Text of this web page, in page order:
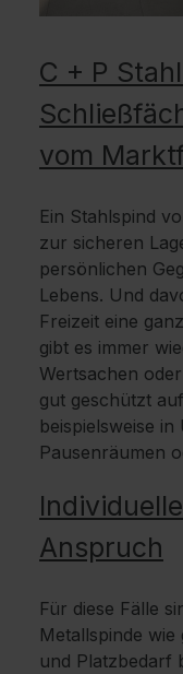
C + P
vom
Ein Stahlspind
zur sicheren
persönlichen
Lebens. Und
Freizeit eine
gibt es immer
Wertsachen
gut geschützt
beispielsweise
Pausenräumen
Anspruch
Für diese Fälle
Metallspinde
und Platzbedarf